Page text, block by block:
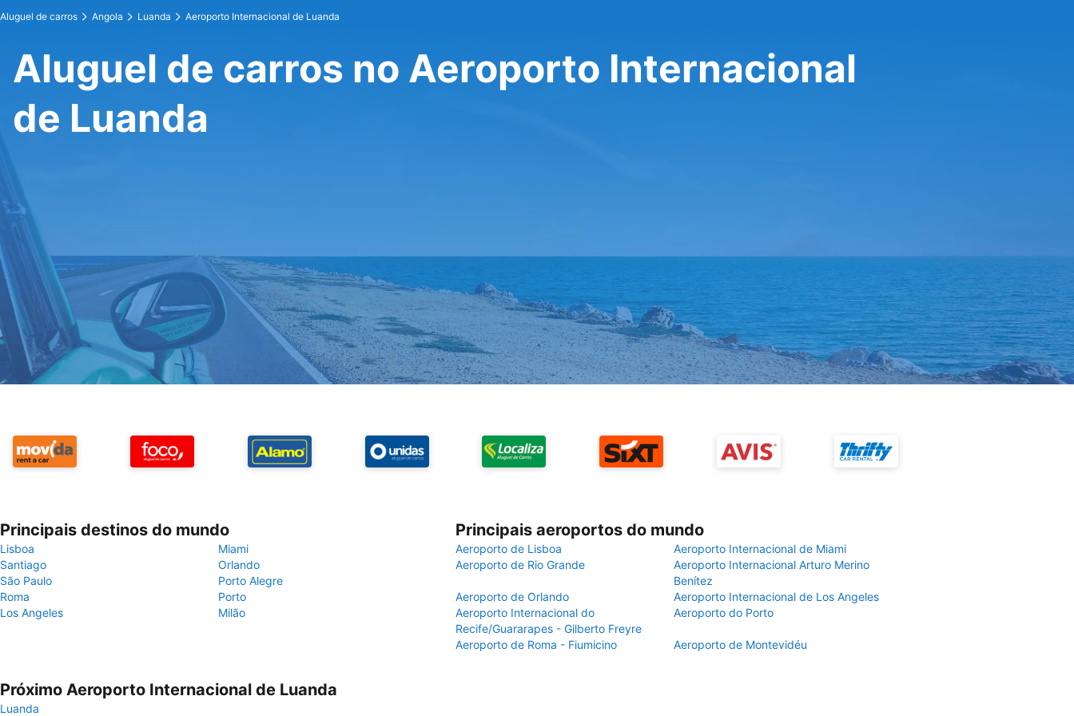
Aluguel de carros Angola Luanda Aeroporto Internacional de Luanda
Aluguel de carros no Aeroporto Internacional
de Luanda
Principais destinos do mundo
Lisboa
Miami
Santiago
Orlando
São Paulo
Porto Alegre
Roma
Porto
Los Angeles
Milão
Principais aeroportos do mundo
Aeroporto de Lisboa
Aeroporto Internacional de Miami
Aeroporto de Rio Grande
Aeroporto Internacional Arturo Merino
Benítez
Aeroporto de Orlando
Aeroporto Internacional de Los Angeles
Aeroporto Internacional do
Recife/Guararapes - Gilberto Freyre
Aeroporto do Porto
Aeroporto de Roma - Fiumicino Aeroporto de Montevidéu
Próximo Aeroporto Internacional de Luanda
Luanda